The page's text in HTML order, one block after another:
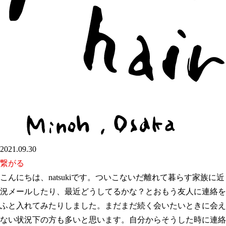
2021.09.30
繋がる
こんにちは、natsukiです。ついこないだ離れて暮らす家族に近
況メールしたり、最近どうしてるかな？とおもう友人に連絡を
ふと入れてみたりしました。まだまだ続く会いたいときに会え
ない状況下の方も多いと思います。自分からそうした時に連絡